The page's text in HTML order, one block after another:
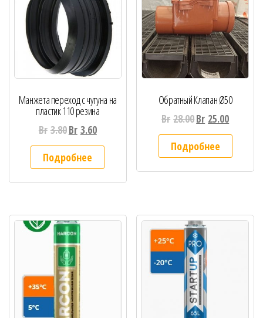
Манжета переход с чугуна на
пластик 110 резина
Br 3.80Br 3.60
Подробнее
Обратный Клапан Ø50
Br 28.00Br 25.00
Подробнее